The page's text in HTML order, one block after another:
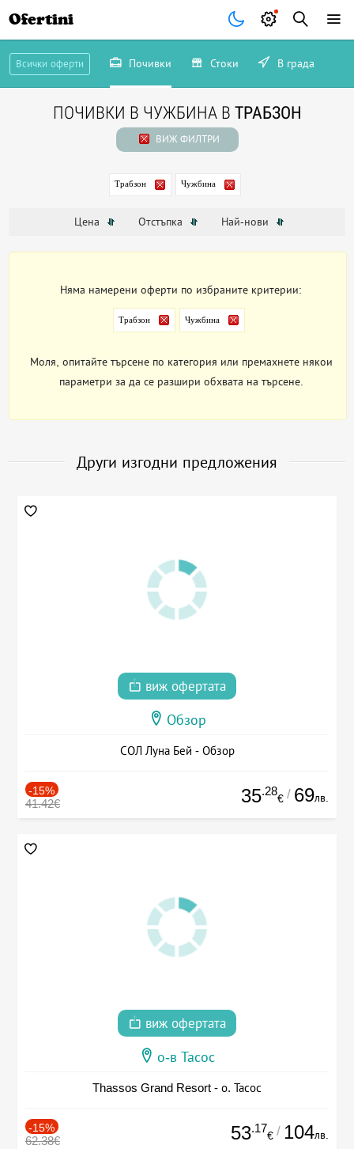
Ofertini
Всички оферти Почивки Стоки В града
ПОЧИВКИ В ЧУЖБИНА В ТРАБЗОН
ВИЖ ФИЛТРИ
Трабзон Чужбина
Цена Отстъпка Най-нови
Няма намерени оферти по избраните критерии:
Трабзон Чужбина
Моля, опитайте търсене по категория или премахнете някои
параметри за да се разшири обхвата на търсене.
Други изгодни предложения
виж офертата
Обзор
СОЛ Луна Бей - Обзор
-15%
41.42€ 35.28
€ / 69лв.
виж офертата
о-в Тасос
Thassos Grand Resort - о. Тасос
-15%
62.38€ 53.17
€ / 104лв.